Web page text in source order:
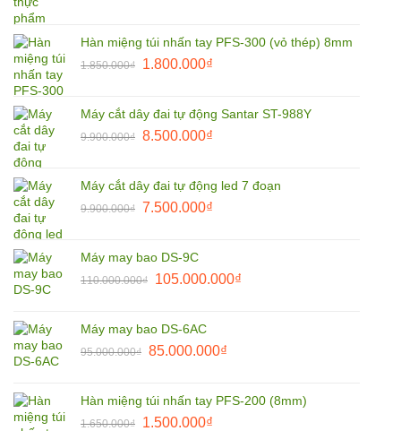
3.800.000₫.là:
2.790.000₫.
Hàn miệng túi nhấn tay PFS-300 (vỏ thép) 8mm
1.850.000₫
Giá
1.850.000₫.
1.800.000₫Giá
là:
1.800.000₫.
Máy cắt dây đai tự động Santar ST-988Y
9.900.000₫ Giá
9.900.000₫.
8.500.000₫Giá
là:
8.500.000₫.
Máy cắt dây đai tự động led 7 đoạn
9.900.000₫ Giá
9.900.000₫.
7.500.000₫Giá
7.500.000₫.
Máy may bao DS-9C
110.000.000₫
Giá
110.000.000₫.
105.000.000₫Giá
Máy may bao DS-6AC
95.000.000₫ Giá
95.000.000₫.
85.000.000₫Giá
là:
Hàn miệng túi nhấn tay PFS-200 (8mm)
1.650.000₫
Giá
1.500.000₫Giá